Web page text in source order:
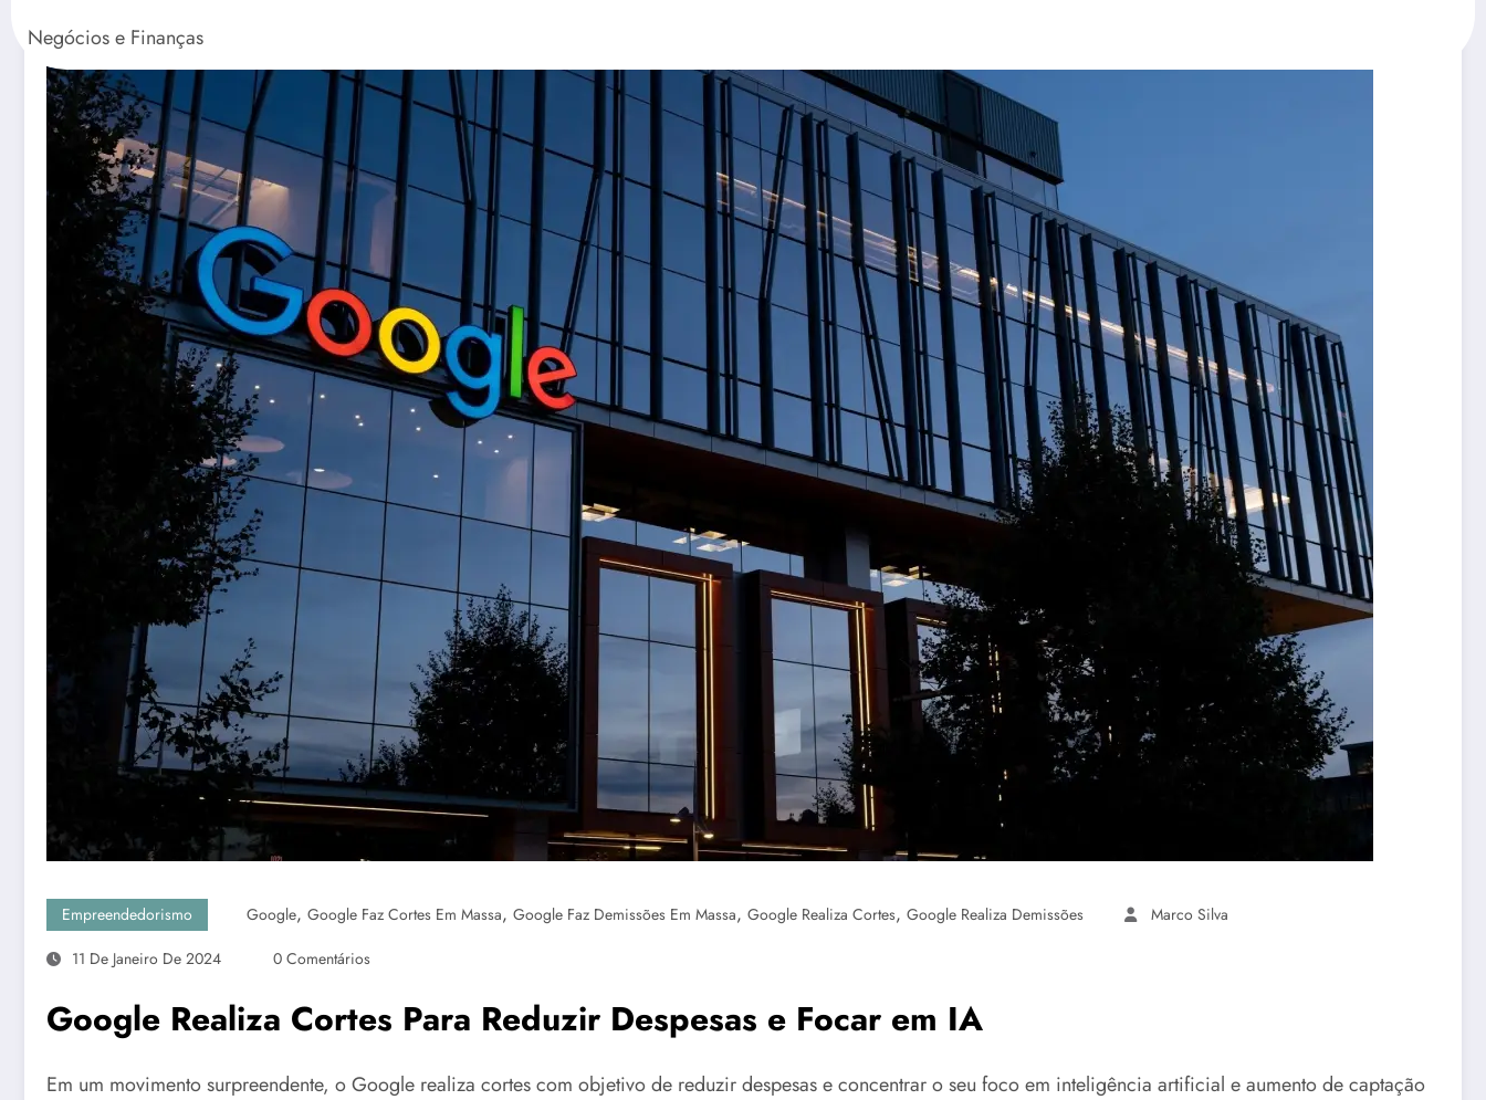
Negócios e Finanças
Empreendedorismo Google, Google Faz Cortes Em Massa, Google Faz Demissões Em Massa, Google Realiza Cortes, Google Realiza Demissões
Marco Silva
11 De Janeiro De 2024
0 Comentários
Google Realiza Cortes Para Reduzir Despesas e Focar em IA
Em um movimento surpreendente, o Google realiza cortes com objetivo de reduzir despesas e concentrar o seu foco em inteligência artificial e aumento de captação